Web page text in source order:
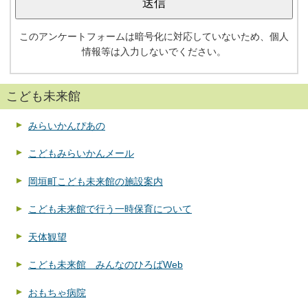
このアンケートフォームは暗号化に対応していないため、個人
情報等は入力しないでください。
こども未来館
みらいかんぴあの
こどもみらいかんメール
岡垣町こども未来館の施設案内
こども未来館で行う一時保育について
天体観望
こども未来館 みんなのひろばWeb
おもちゃ病院